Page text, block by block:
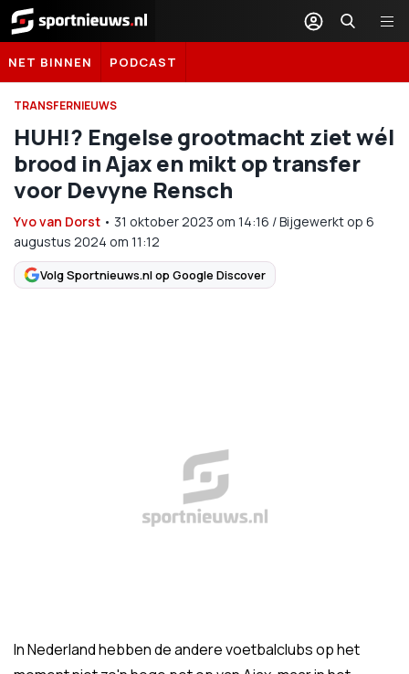
Sportnieuws.nl
NET BINNEN PODCAST
TRANSFERNIEUWS
HUH!? Engelse grootmacht ziet wél
brood in Ajax en mikt op transfer
voor Devyne Rensch
Yvo van Dorst • 31 oktober 2023 om 14:16 /Bijgewerkt op 6
augustus 2024 om 11:12
Volg Sportnieuws.nl op Google Discover
In Nederland hebben de andere voetbalclubs op het